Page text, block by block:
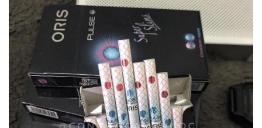
Add to
wishlist